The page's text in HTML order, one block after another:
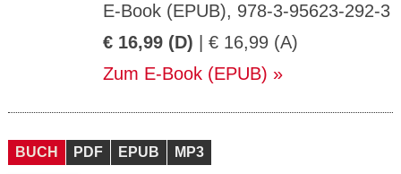
E-Book (EPUB), 978-3-95623-292-3
€ 16,99 (D) | € 16,99 (A)
Zum E-Book (EPUB)
BUCH PDF EPUB MP3